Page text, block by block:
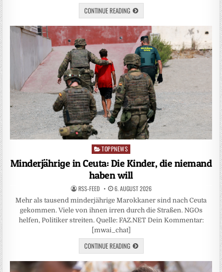
CONTINUE READING
Posted
TOPPNEWS
Minderjährige in Ceuta: Die Kinder, die niemand
haben will
RSS-FEED 6. AUGUST 2026
Mehr als tausend minderjährige Marokkaner sind nach Ceuta
gekommen. Viele von ihnen irren durch die Straßen. NGOs
helfen, Politiker streiten. Quelle: FAZ.NET Dein Kommentar:
[mwai_chat]
CONTINUE READING